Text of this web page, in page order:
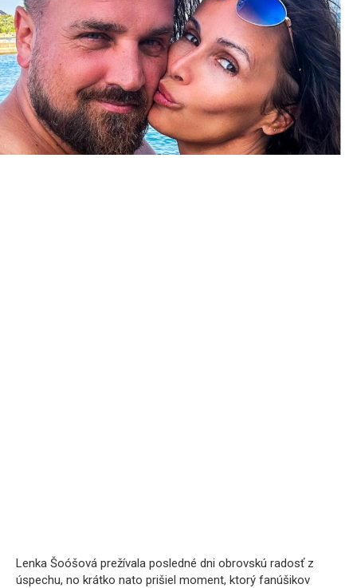
Lenka Šoóšová prežívala posledné dni obrovskú radosť z
úspechu, no krátko nato prišiel moment, ktorý fanúšikov